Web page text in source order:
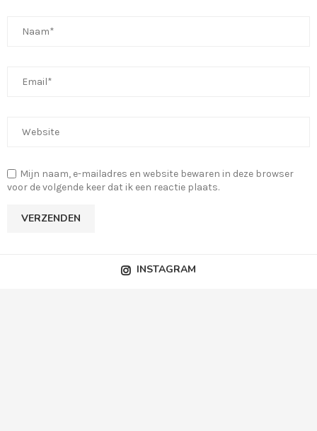
Mijn naam, e-mailadres en website bewaren in deze browser
voor de volgende keer dat ik een reactie plaats.
INSTAGRAM